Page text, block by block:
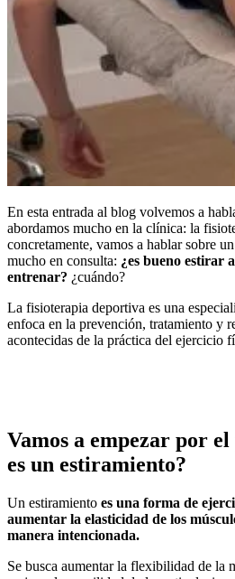
En esta entrada al blog volvemos a
abordamos mucho en la clínica: la
concretamente, vamos a hablar sobre
mucho en consulta: ¿es bueno estirar
entrenar? ¿cuándo?
La fisioterapia deportiva es una
enfoca en la prevención, tratamiento y
acontecidas de la práctica del ejercicio
Vamos a empezar por
es un estiramiento?
Un estiramiento es una forma de
aumentar la elasticidad de los
manera intencionada.
Se busca aumentar la flexibilidad de la